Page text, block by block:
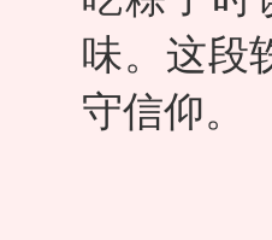
味。这段
守信仰。